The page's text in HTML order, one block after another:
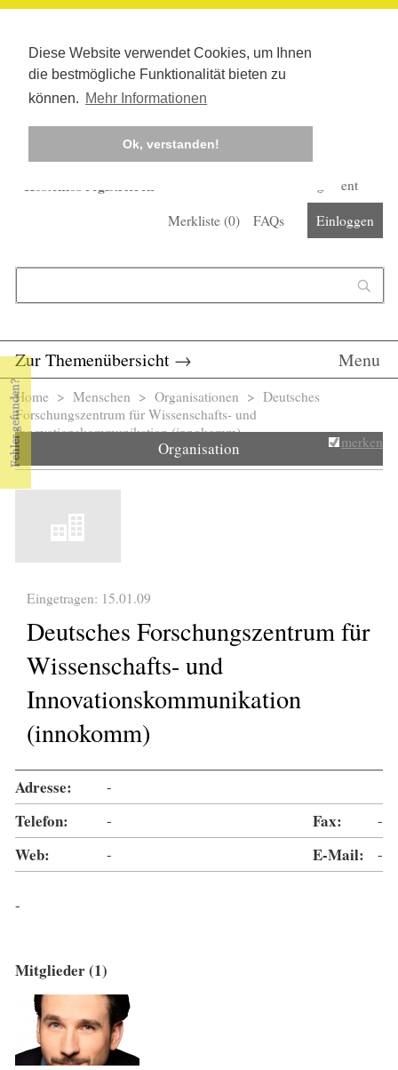
Diese Website verwendet Cookies, um Ihnen
die bestmögliche Funktionalität bieten zu
können. Mehr Informationen
Ok, verstanden!
Kostenlos registrieren
Corona-Management
Merkliste (0) FAQs Einloggen
Zur Themenübersicht → Menu
Sie sind hier
Home > Menschen > Organisationen > Deutsches
Forschungszentrum für Wissenschafts- und
Innovationskommunikation (innokomm)
Organisation merken
Eingetragen: 15.01.09
Deutsches Forschungszentrum für
Wissenschafts- und
Innovationskommunikation
(innokomm)
Adresse: -
Telefon: - Fax: -
Web: - E-Mail: -
-
Mitglieder (1)